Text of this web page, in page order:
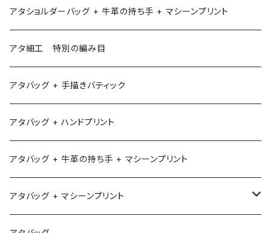
アタショルダーバッグ + 牛革の持ち手 + マシーンプリント
アタ細工 特別の編み目
アタバッグ + 手描きバティック
アタバッグ + ハンドプリント
アタバッグ + 牛革の持ち手 + マシーンプリント
アタバッグ + マシーンプリント